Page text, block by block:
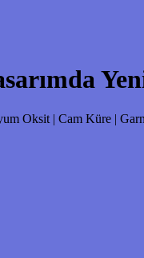
Oksit | Cam Küre |